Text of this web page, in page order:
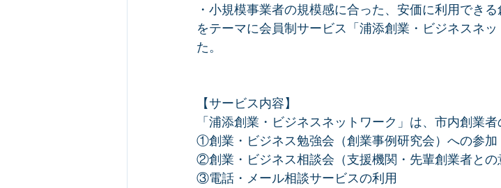
・小規模事業者の規模感に合った、安価に利用できる
をテーマに会員制サービス「浦添創業・ビジネスネ
た。
【サービス内容】
「浦添創業・ビジネスネットワーク」は、市内創業
①創業・ビジネス勉強会（創業事例研究会）への参加
②創業・ビジネス相談会（支援機関・先輩創業者と
③電話・メール相談サービスの利用